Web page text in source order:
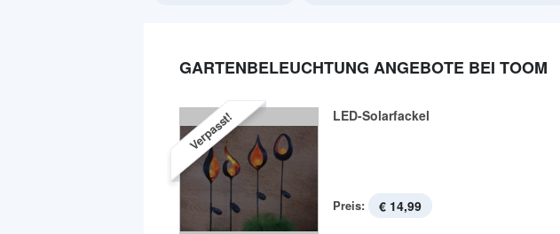
GARTENBELEUCHTUNG ANGEBOTE BEI TOOM
Verpasst! LED-Solarfackel
Preis: € 14,99